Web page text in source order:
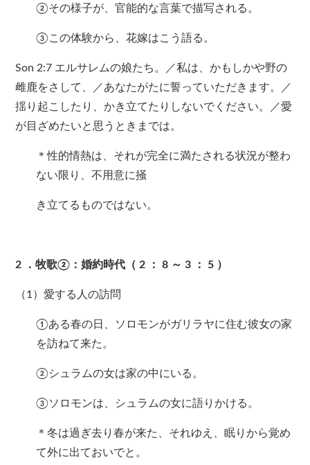
②その様子が、官能的な言葉で描写される。
③この体験から、花嫁はこう語る。
Son 2:7 エルサレムの娘たち。／私は、かもしかや野の
雌鹿をさして、／あなたがたに誓っていただきます。／
揺り起こしたり、かき立てたりしないでください。／愛
が目ざめたいと思うときまでは。
＊性的情熱は、それが完全に満たされる状況が整わ
ない限り、不用意に掻
き立てるものではない。
2 ．牧歌②：婚約時代（ 2 ： 8 ～ 3 ： 5 ）
（1）愛する人の訪問
①ある春の日、ソロモンがガリラヤに住む彼女の家
を訪ねて来た。
②シュラムの女は家の中にいる。
③ソロモンは、シュラムの女に語りかける。
＊冬は過ぎ去り春が来た、それゆえ、眠りから覚め
て外に出ておいでと。